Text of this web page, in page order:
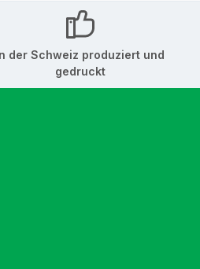
der Schweiz produziert und
gedruckt